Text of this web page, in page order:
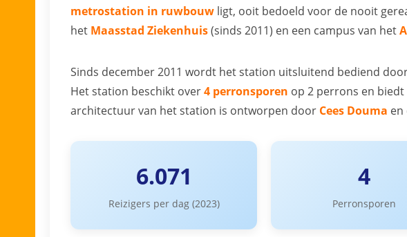
metrostation in ruwbouw ligt, ooit bedoeld voor de nooit
het Maasstad Ziekenhuis(sinds 2011) en een campus van het
Sinds december 2011 wordt het station uitsluitend bediend
Het station beschikt over4 perronsporen op 2 perrons en
architectuur van het station is ontworpen door Cees Douma
6.071
Reizigers per dag (2023)
4
Perronsporen